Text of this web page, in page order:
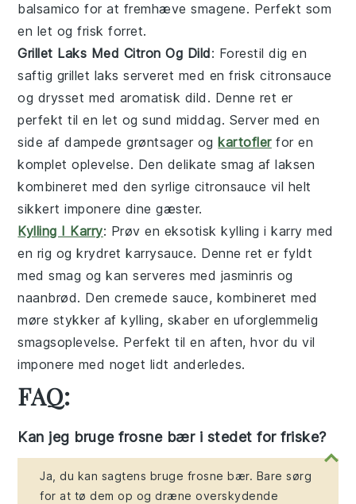
balsamico for at fremhæve smagene. Perfekt som
en let og frisk forret.
Grillet Laks Med Citron Og Dild: Forestil dig en
saftig grillet laks serveret med en friskcitronsauce
og drysset med aromatisk dild . Denne ret er
perfekt til en let og sund middag. Server med en
side afdampede grøntsager og kartoflerfor en
komplet oplevelse. Den delikate smag af laksen
kombineret med den syrlige citronsauce vil helt
sikkert imponere dine gæster.
Kylling I Karry: Prøv en eksotiskkylling i karry med
en rig og krydretkarrysauce. Denne ret er fyldt
med smag og kan serveres med jasminris og
naanbrød. Den cremede sauce, kombineret med
møre stykker af kylling, skaber en uforglemmelig
smagsoplevelse. Perfekt til en aften, hvor du vil
imponere med noget lidt anderledes.
FAQ:
Kan jeg bruge frosne bær i stedet for friske?
Ja, du kan sagtens bruge frosne bær. Bare sørg
for at tø dem op og dræne overskydende